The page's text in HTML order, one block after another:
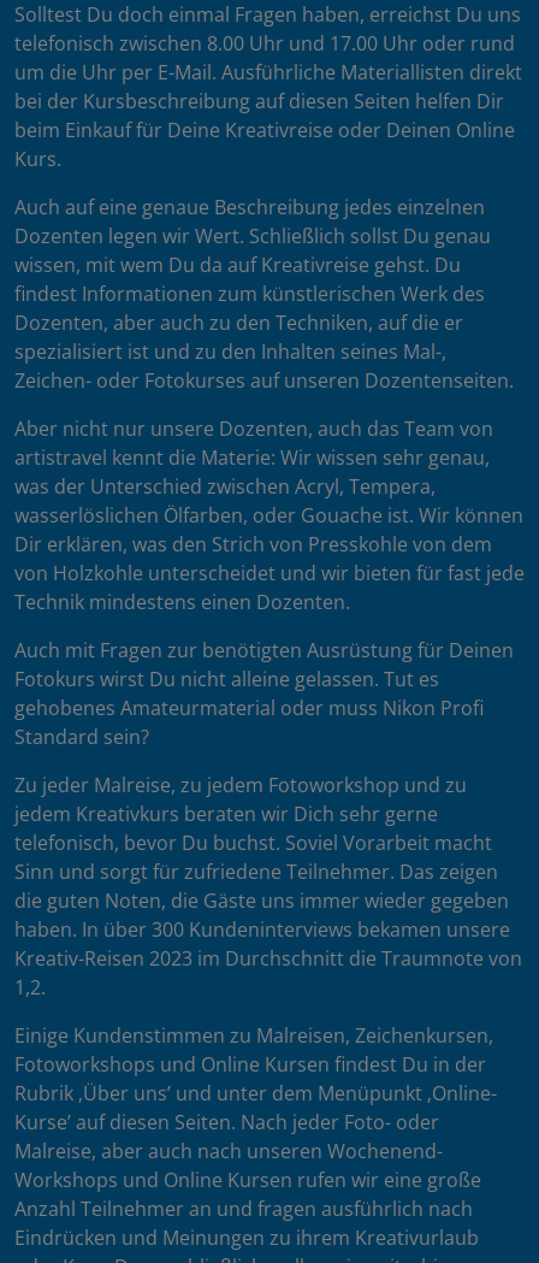
Solltest Du doch einmal Fragen haben, erreichst Du uns
telefonisch zwischen 8.00 Uhr und 17.00 Uhr oder rund
um die Uhr per E-Mail. Ausführliche Materiallisten direkt
bei der Kursbeschreibung auf diesen Seiten helfen Dir
beim Einkauf für Deine Kreativreise oder Deinen Online
Kurs.
Auch auf eine genaue Beschreibung jedes einzelnen
Dozenten legen wir Wert. Schließlich sollst Du genau
wissen, mit wem Du da auf Kreativreise gehst. Du
findest Informationen zum künstlerischen Werk des
Dozenten, aber auch zu den Techniken, auf die er
spezialisiert ist und zu den Inhalten seines Mal-,
Zeichen- oder Fotokurses auf unseren Dozentenseiten.
Aber nicht nur unsere Dozenten, auch das Team von
artistravel kennt die Materie: Wir wissen sehr genau,
was der Unterschied zwischen Acryl, Tempera,
wasserlöslichen Ölfarben, oder Gouache ist. Wir können
Dir erklären, was den Strich von Presskohle von dem
von Holzkohle unterscheidet und wir bieten für fast jede
Technik mindestens einen Dozenten.
Auch mit Fragen zur benötigten Ausrüstung für Deinen
Fotokurs wirst Du nicht alleine gelassen. Tut es
gehobenes Amateurmaterial oder muss Nikon Profi
Standard sein?
Zu jeder Malreise, zu jedem Fotoworkshop und zu
jedem Kreativkurs beraten wir Dich sehr gerne
telefonisch, bevor Du buchst. Soviel Vorarbeit macht
Sinn und sorgt für zufriedene Teilnehmer. Das zeigen
die guten Noten, die Gäste uns immer wieder gegeben
haben. In über 300 Kundeninterviews bekamen unsere
Kreativ-Reisen 2023 im Durchschnitt die Traumnote von
1,2.
Einige Kundenstimmen zu Malreisen, Zeichenkursen,
Fotoworkshops und Online Kursen findest Du in der
Rubrik ‚Über uns’ und unter dem Menüpunkt ‚Online-
Kurse’ auf diesen Seiten. Nach jeder Foto- oder
Malreise, aber auch nach unseren Wochenend-
Workshops und Online Kursen rufen wir eine große
Anzahl Teilnehmer an und fragen ausführlich nach
Eindrücken und Meinungen zu ihrem Kreativurlaub